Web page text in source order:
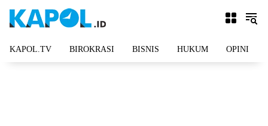
KAPOL.TV BIROKRASI BISNIS HUKUM OPINI